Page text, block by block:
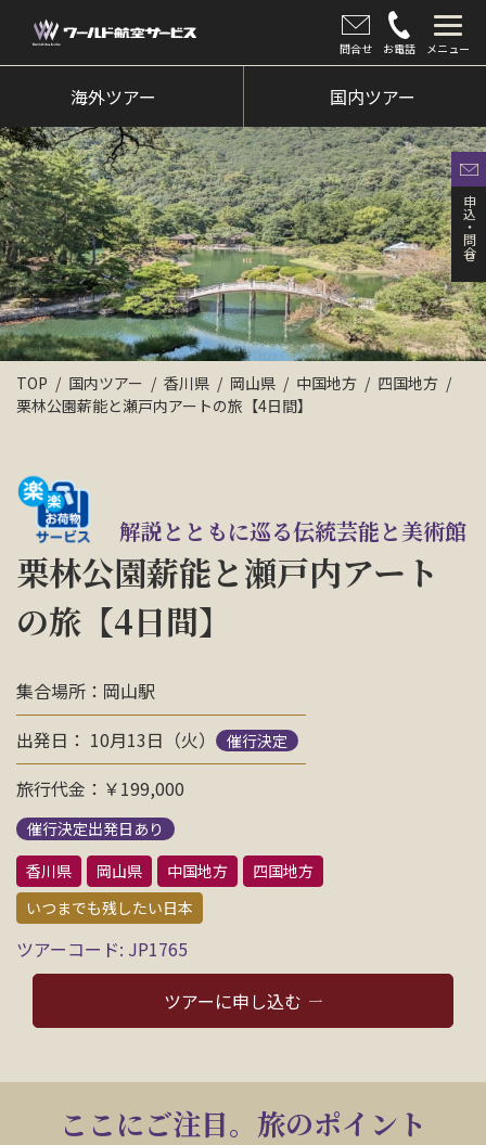
問合せ お電話 メニュー
海外ツアー
国内ツアー
クルーズツアー
ツアー催行状況
旅のひろば
イベント
新着情報
資料請求
海外ツアー 国内ツアー
TOP 国内ツアー 香川県 岡山県 中国地方
四国地方
栗林公園薪能と瀬戸内アートの旅【4日間】
解説とともに巡る伝統芸能と美術館
栗林公園薪能と瀬戸内アート
の旅【4日間】
集合場所：岡山駅
出発日： 10月13日（火）
催行決定
旅行代金：￥199,000
催行決定出発日あり
香川県
岡山県 中国地方
四国地方
いつまでも残したい日本
ツアーコード: JP1765
ツアーに申し込む
ここにご注目。旅のポイント
申込・問合せ